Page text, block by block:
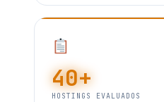
40+
HOSTINGS EVALUADOS